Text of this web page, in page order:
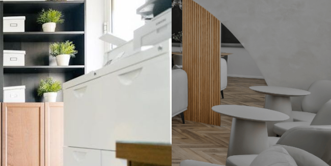
התאמה אישית
חיפוי קירות
יצרני כסאות לפינת אוכל
מעוצבות
עיצוב אישי
עיצוב פינת אוכל עם מראות
פינות אוכל 2020
פינות אוכל איטלקיות
פינות אוכל במבצע